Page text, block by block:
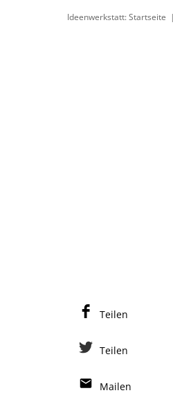
Ideenwerkstatt: Startseite
Teilen
Teilen
Mailen